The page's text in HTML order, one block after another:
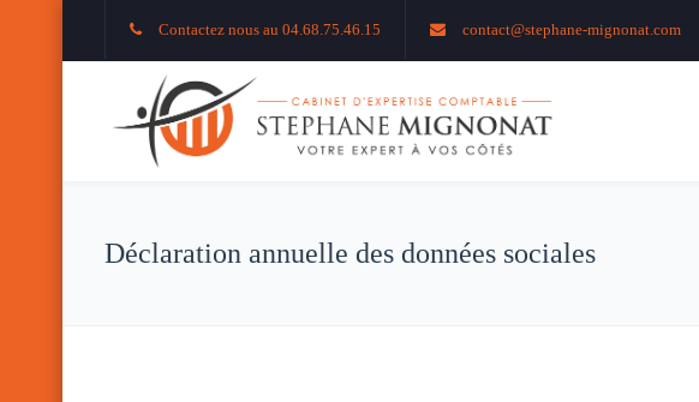
Contactez nous au 04.68.75.46.15 contact@stephane-mignonat.com
Déclaration annuelle des données sociales